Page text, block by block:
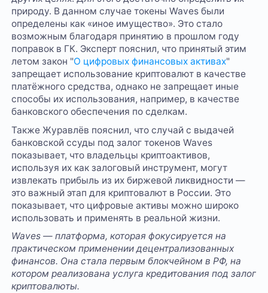
природу. В данном случае токены Waves были
определены как «иное имущество». Это стало
возможным благодаря принятию в прошлом году
поправок в ГК. Эксперт пояснил, что принятый этим
летом закон "О цифровых финансовых активах"
запрещает использование криптовалют в качестве
платёжного средства, однако не запрещает иные
способы их использования, например, в качестве
банковского обеспечения по сделкам.
Также Журавлёв пояснил, что случай с выдачей
банковской ссуды под залог токенов Waves
показывает, что владельцы криптоактивов,
используя их как залоговый инструмент, могут
извлекать прибыль из их биржевой ликвидности —
это важный этап для криптовалют в России. Это
показывает, что цифровые активы можно широко
использовать и применять в реальной жизни.
Waves — платформа, которая фокусируется на
практическом применении децентрализованных
финансов. Она стала первым блокчейном в РФ, на
котором реализована услуга кредитования под залог
криптовалюты.